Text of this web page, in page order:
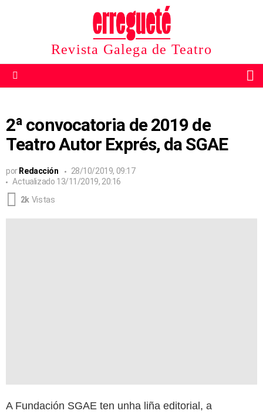
Revista Galega de Teatro
2ª convocatoria de 2019 de
Teatro Autor Exprés, da SGAE
por Redacción
28/10/2019, 09:17
Actualizado 13/11/2019, 20:16
2k Vistas
A Fundación SGAE ten unha liña editorial, a